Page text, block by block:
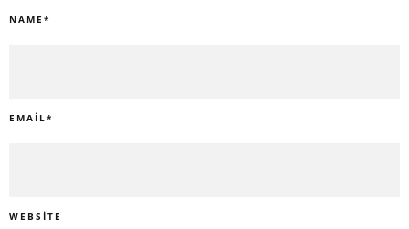
NAME *
EMAIL*
WEBSITE